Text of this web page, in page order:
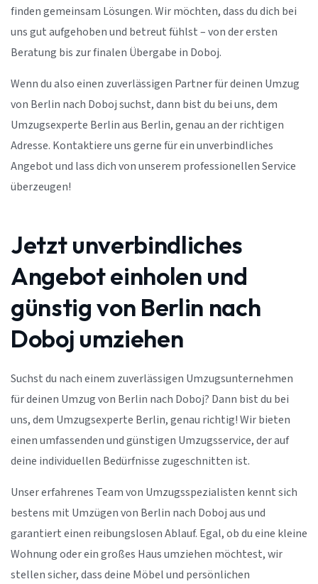
finden gemeinsam Lösungen. Wir möchten, dass du dich bei
uns gut aufgehoben und betreut fühlst – von der ersten
Beratung bis zur finalen Übergabe in Doboj.
Wenn du also einen zuverlässigen Partner für deinen Umzug
von Berlin nach Doboj suchst, dann bist du bei uns, dem
Umzugsexperte Berlin aus Berlin, genau an der richtigen
Adresse. Kontaktiere uns gerne für ein unverbindliches
Angebot und lass dich von unserem professionellen Service
überzeugen!
Jetzt unverbindliches
Angebot einholen und
günstig von Berlin nach
Doboj umziehen
Suchst du nach einem zuverlässigen Umzugsunternehmen
für deinen Umzug von Berlin nach Doboj? Dann bist du bei
uns, dem Umzugsexperte Berlin, genau richtig! Wir bieten
einen umfassenden und günstigen Umzugsservice, der auf
deine individuellen Bedürfnisse zugeschnitten ist.
Unser erfahrenes Team von Umzugsspezialisten kennt sich
bestens mit Umzügen von Berlin nach Doboj aus und
garantiert einen reibungslosen Ablauf. Egal, ob du eine kleine
Wohnung oder ein großes Haus umziehen möchtest, wir
stellen sicher, dass deine Möbel und persönlichen